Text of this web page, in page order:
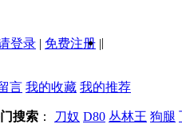
登录 | 免费注册 ||
言 我的收藏 我的推荐
搜索 ： 刀奴 D80 丛林王 狗腿